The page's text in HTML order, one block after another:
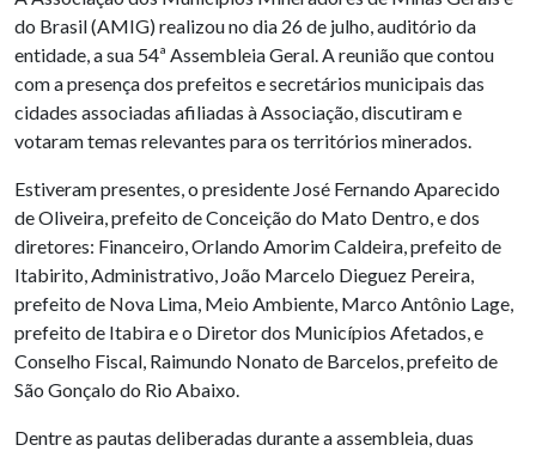
do Brasil (AMIG) realizou no dia 26 de julho, auditório da
entidade, a sua 54ª Assembleia Geral. A reunião que contou
com a presença dos prefeitos e secretários municipais das
cidades associadas afiliadas à Associação, discutiram e
votaram temas relevantes para os territórios minerados.
Estiveram presentes, o presidente José Fernando Aparecido
de Oliveira, prefeito de Conceição do Mato Dentro, e dos
diretores: Financeiro, Orlando Amorim Caldeira, prefeito de
Itabirito, Administrativo, João Marcelo Dieguez Pereira,
prefeito de Nova Lima, Meio Ambiente, Marco Antônio Lage,
prefeito de Itabira e o Diretor dos Municípios Afetados, e
Conselho Fiscal, Raimundo Nonato de Barcelos, prefeito de
São Gonçalo do Rio Abaixo.
Dentre as pautas deliberadas durante a assembleia, duas